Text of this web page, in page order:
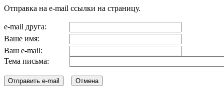
Отправка на e-mail ссылки на страницу.
e-mail друга:
Ваше имя:
Ваш e-mail:
Тема письма: